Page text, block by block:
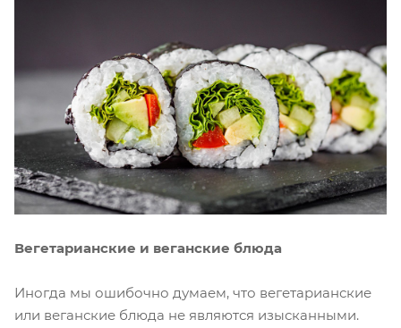
Вегетарианские и веганские блюда
Иногда мы ошибочно думаем, что вегетарианские
или веганские блюда не являются изысканными.